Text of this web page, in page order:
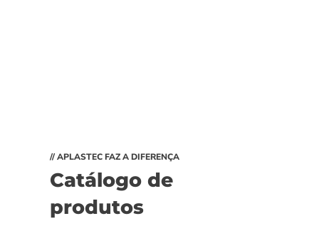
// APLASTEC FAZ A DIFERENÇA
Catálogo de
produtos